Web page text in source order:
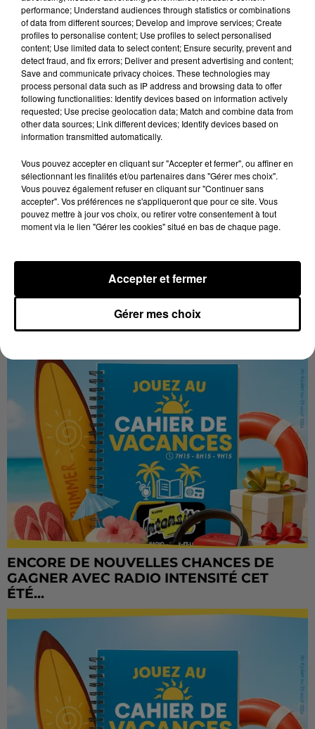
LES JEUX Voir plus
LES VACANCES PASSENT VITE... LES
CADEAUX AUSSI SUR INTENSITÉ !...
ENCORE DE NOUVELLES CHANCES DE
GAGNER AVEC RADIO INTENSITÉ CET
ÉTÉ...
performance; Understand audiences through statistics or combinations
of data from different sources; Develop and improve services; Create
profiles to personalise content; Use profiles to select personalised
content; Use limited data to select content; Ensure security, prevent and
detect fraud, and fix errors; Deliver and present advertising and content;
Save and communicate privacy choices. These technologies may
process personal data such as IP address and browsing data to offer
following functionalities: Identify devices based on information actively
requested; Use precise geolocation data; Match and combine data from
other data sources; Link different devices; Identify devices based on
information transmitted automatically.
Vous pouvez accepter en cliquant sur "Accepter et fermer", ou affiner en
sélectionnant les finalités et/ou partenaires dans "Gérer mes choix".
Vous pouvez également refuser en cliquant sur "Continuer sans
accepter". Vos préférences ne s'appliqueront que pour ce site. Vous
pouvez mettre à jour vos choix, ou retirer votre consentement à tout
moment via le lien "Gérer les cookies" situé en bas de chaque page.
Gérer mes choix
Accepter et fermer